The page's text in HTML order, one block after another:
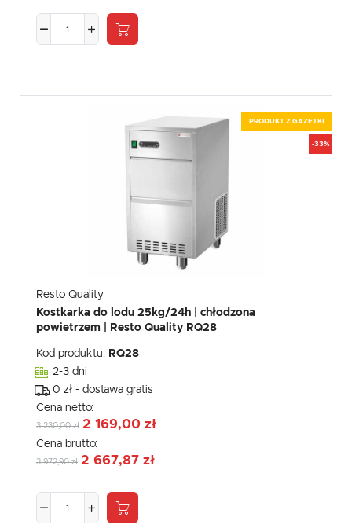
PRODUKT Z GAZETKI
-33%
Resto Quality
Kostkarka do lodu 25kg/24h | chłodzona
powietrzem | Resto Quality RQ28
Kod produktu: RQ28
2-3 dni
0 zł - dostawa gratis
Cena netto:
3 230,00 zł 2 169,00 zł
Cena brutto:
3 972,90 zł 2 667,87 zł